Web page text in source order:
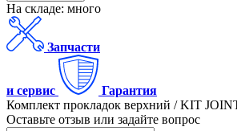
На складе: много
Запчасти
и сервис
Гарантия
Комплект прокладок верхний / KIT
Оставьте отзыв или задайте вопрос